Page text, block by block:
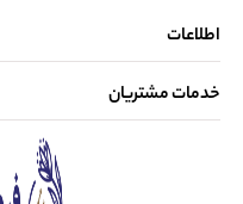
اطلاعات
صفحه اصلی
خدمات مشتریان